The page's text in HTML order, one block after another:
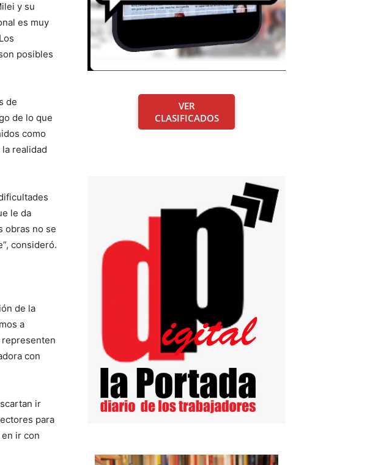
y su
es muy
posibles
de
de lo que
como
realidad
le da
obras no se
consideró.
de la
a
representen
con
ir
para
ir con
VER
CLASIFICADOS